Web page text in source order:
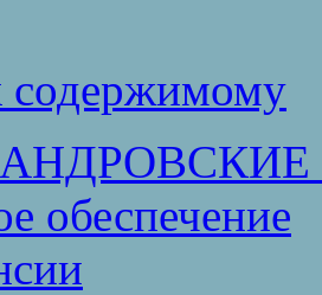
содержимому
обеспечение